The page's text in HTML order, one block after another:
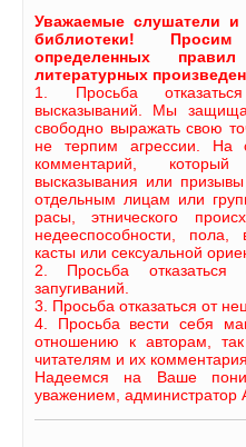
Уважаемые слушатели и
библиотеки!
определенных
литературных
1. Просьба
высказываний. Мы
свободно выражать свою
не терпим агрессии. На
комментарий,
высказывания или
отдельным лицам или
расы, этнического
недееспособности, пола,
касты или сексуальной
2. Просьба
запугиваний.
3. Просьба отказаться от
4. Просьба вести себя
отношению к авторам,
читателям и их
Надеемся на Ваше
уважением, администратор